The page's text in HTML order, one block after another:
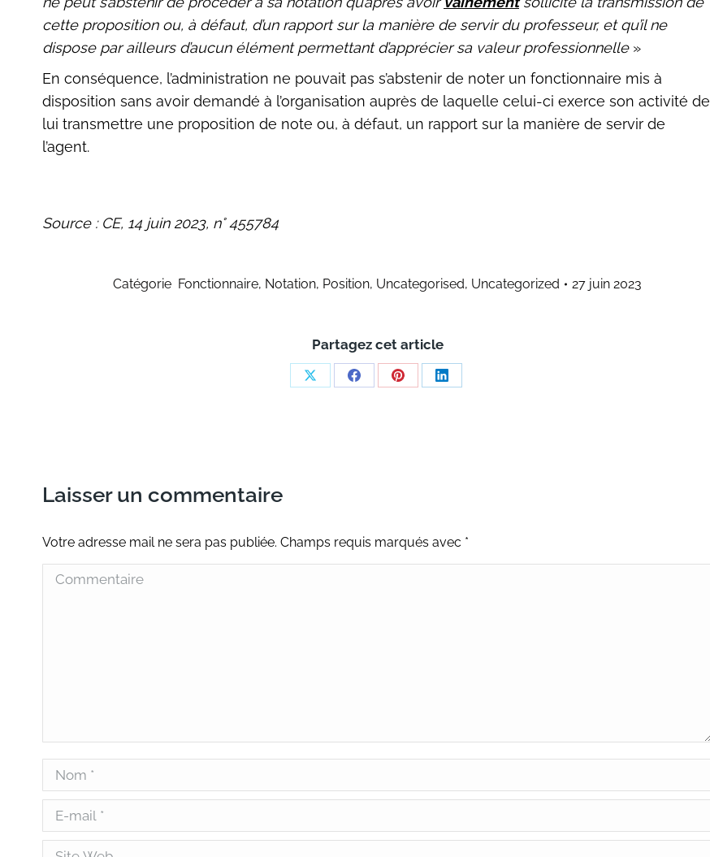
cette proposition ou, à défaut, d’un rapport sur la manière de servir du professeur, et qu’il ne
dispose par ailleurs d’aucun élément permettant d’apprécier sa valeur professionnelle»
En conséquence, l’administration ne pouvait pas s’abstenir de noter un fonctionnaire mis à
disposition sans avoir demandé à l’organisation auprès de laquelle celui-ci exerce son activité de
lui transmettre une proposition de note ou, à défaut, un rapport sur la manière de servir de
l’agent.
Source : CE, 14 juin 2023, n° 455784
Catégorie Fonctionnaire, Notation, Position, Uncategorised, Uncategorized 27 juin 2023
Partagez cet article
Share Share Share Share
Laisser un commentaire
Votre adresse mail ne sera pas publiée. Champs requis marqués avec *
Commentaire
Nom *
E-mail *
Site Web